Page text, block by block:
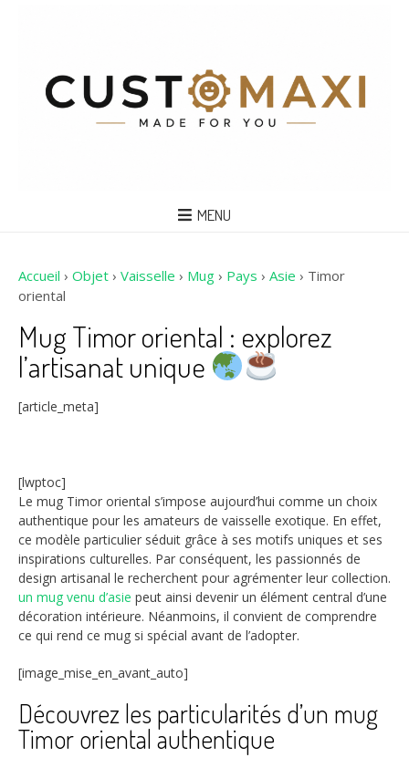
MENU
Accueil › Objet › Vaisselle › Mug › Pays › Asie › Timor
oriental
Mug Timor oriental : explorez
l’artisanat unique
[article_meta]
[lwptoc]
Le mug Timor oriental s’impose aujourd’hui comme un choix
authentique pour les amateurs de vaisselle exotique. En effet,
ce modèle particulier séduit grâce à ses motifs uniques et ses
inspirations culturelles. Par conséquent, les passionnés de
design artisanal le recherchent pour agrémenter leur collection.
un mug venu d’asie peut ainsi devenir un élément central d’une
décoration intérieure. Néanmoins, il convient de comprendre
ce qui rend ce mug si spécial avant de l’adopter.
[image_mise_en_avant_auto]
Découvrez les particularités d’un mug
Timor oriental authentique